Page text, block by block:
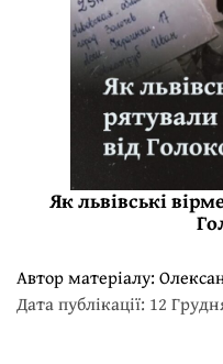
Як львівські
Автор матеріалу:
Дата публікації: 12